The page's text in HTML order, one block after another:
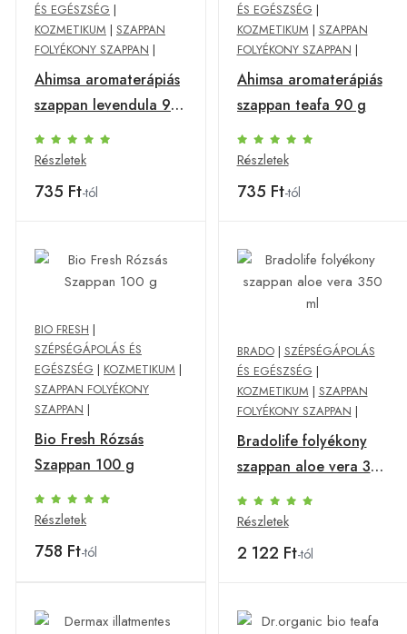
ÉS EGÉSZSÉG |
KOZMETIKUM | SZAPPAN
FOLYÉKONY SZAPPAN |
Ahimsa aromaterápiás
szappan levendula 90
g
Részletek
735 Ft-tól
ÉS EGÉSZSÉG |
KOZMETIKUM | SZAPPAN
FOLYÉKONY SZAPPAN |
Ahimsa aromaterápiás
szappan teafa 90 g
Részletek
735 Ft-tól
BIO FRESH |
SZÉPSÉGÁPOLÁS ÉS
EGÉSZSÉG | KOZMETIKUM |
SZAPPAN FOLYÉKONY
SZAPPAN |
Bio Fresh Rózsás
Szappan 100 g
Részletek
758 Ft-tól
BRADO| SZÉPSÉGÁPOLÁS
ÉS EGÉSZSÉG |
KOZMETIKUM | SZAPPAN
FOLYÉKONY SZAPPAN |
Bradolife folyékony
szappan aloe vera 350
ml
Részletek
2 122 Ft-tól